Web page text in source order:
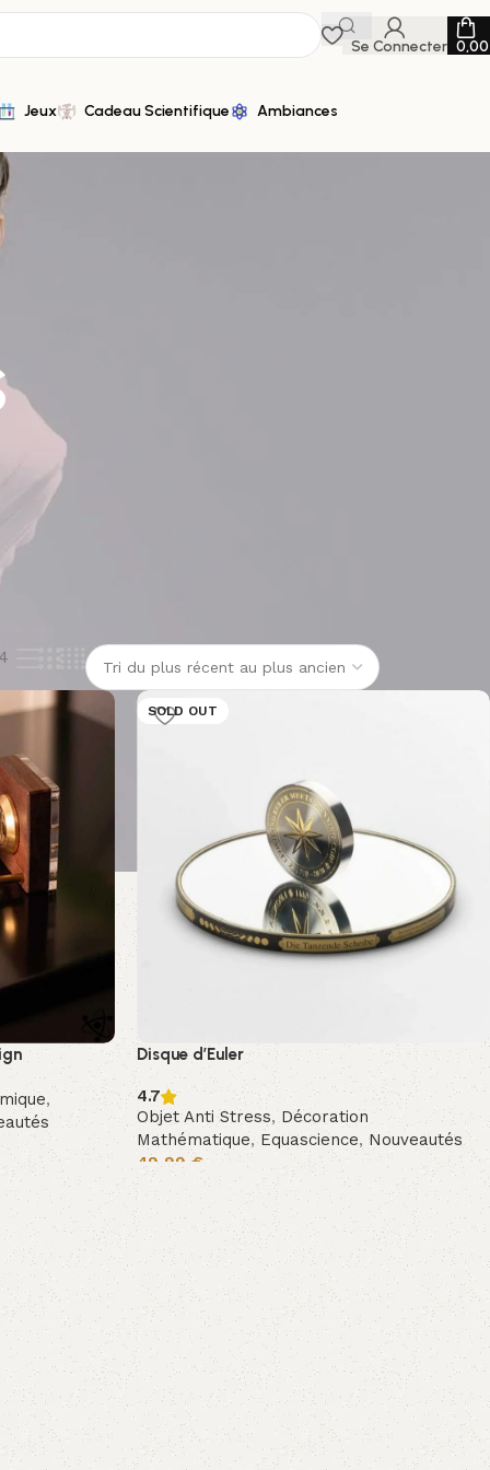
Se Connecter
Jeux Cadeau Scientifique Ambiances
,
SOLD OUT
Disque d’Euler
4.7
Objet Anti Stress,Décoration
Mathématique,Equascience,Nouveautés
49,99€